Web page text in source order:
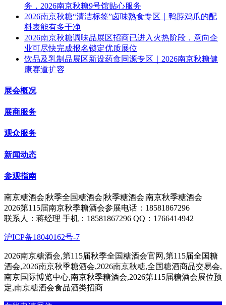
务，2026南京秋糖9号馆贴心服务
2026南京秋糖“清洁标签”卤味熟食专区｜鸭脖鸡爪的配
料表能有多干净
2026南京秋糖调味品展区招商已进入火热阶段，意向企
业可尽快完成报名锁定优质展位
饮品及乳制品展区新设药食同源专区｜2026南京秋糖健
康赛道扩容
展会概况
展商服务
观众服务
新闻动态
参观指南
南京糖酒会|秋季全国糖酒会|秋季糖酒会|南京秋季糖酒会
2026第115届南京秋季糖酒会参展电话：18581867296
联系人：蒋经理 手机：18581867296 QQ：1766414942
沪ICP备18040162号-7
2026南京糖酒会,第115届秋季全国糖酒会官网,第115届全国糖
酒会,2026南京秋季糖酒会,2026南京秋糖,全国糖酒商品交易会,
南京国际博览中心,南京秋季糖酒会,2026第115届糖酒会展位预
定,南京糖酒会食品酒类招商